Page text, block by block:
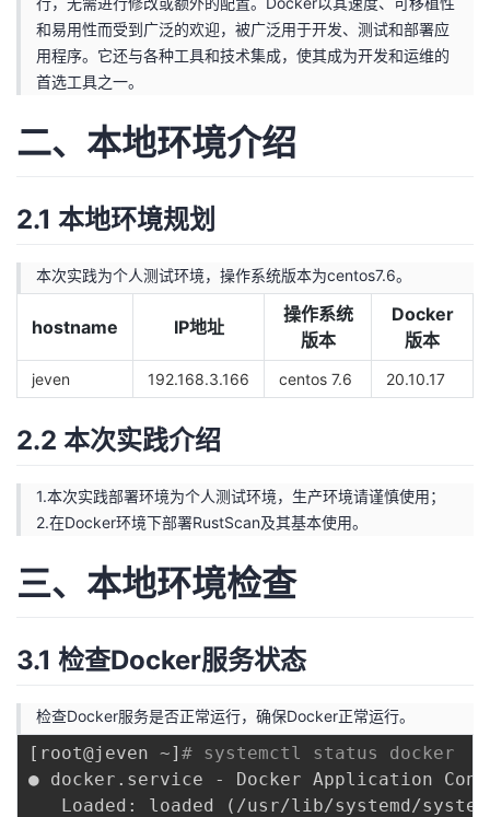
注
开
发
堂
我
的
课
程
我
的
认
证
我
的
实
我
的
藏
的
Programs
我
的
我
的
技
术
支
我
的
云
声
议
和易用性而受到广泛的欢迎，被广泛用于开发、测试和部署应
用程序。它还与各种工具和技术集成，使其成为开发和运维的
首选工具之一。
二、本地环境介绍
2.1 本地环境规划
本次实践为个人测试环境，操作系统版本为centos7.6。
hostname IP地址
操作系统
版本
Docker
版本
jeven 192.168.3.166 centos 7.6 20.10.17
2.2 本次实践介绍
1.本次实践部署环境为个人测试环境，生产环境请谨慎使用；
2.在Docker环境下部署RustScan及其基本使用。
三、本地环境检查
3.1 检查Docker服务状态
检查Docker服务是否正常运行，确保Docker正常运行。
[ root@jeven ~] # systemctl status docker
● docker.service - Docker Application
   Loaded: loaded
( /usr/lib/systemd/